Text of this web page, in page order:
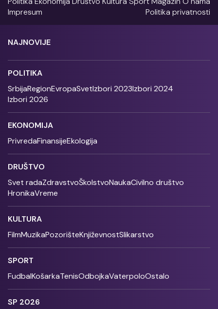
Impresum
Politika privatnosti
NAJNOVIJE
POLITIKA
SrbijaRegionEvropaSvetIzbori 2023Izbori 2024
Izbori 2026
EKONOMIJA
PrivredaFinansijeEkologija
DRUŠTVO
Svet radaZdravstvoŠkolstvoNaukaCivilno društvo
HronikaVreme
KULTURA
FilmMuzikaPozorišteKnjiževnostSlikarstvo
SPORT
FudbalKošarkaTenisOdbojkaVaterpoloOstalo
SP 2026